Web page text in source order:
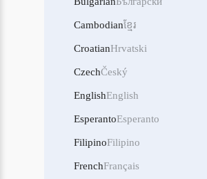
Cambodianខ្មែរ
CroatianHrvatski
CzechČeský
EnglishEnglish
EsperantoEsperanto
FilipinoFilipino
FrenchFrançais